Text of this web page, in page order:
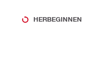
HERBEGINNEN